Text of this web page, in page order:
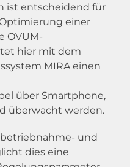
ist entscheidend für
einer
OVUM-
hier mit dem
MIRA einen
über Smartphone,
überwacht werden.
und
dies eine